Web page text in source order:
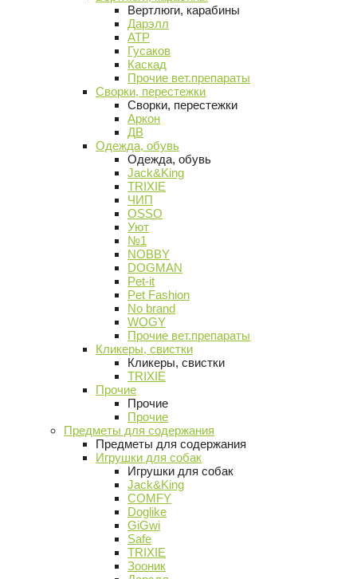
Вертлюги, карабины
Дарэлл
АТР
Гусаков
Каскад
Прочие вет.препараты
Сворки, перестежки
Сворки, перестежки
Аркон
ДВ
Одежда, обувь
Одежда, обувь
Jack&King
TRIXIE
ЧИП
OSSO
Уют
№1
NOBBY
DOGMAN
Pet-it
Pet Fashion
No brand
WOGY
Прочие вет.препараты
Кликеры, свистки
Кликеры, свистки
TRIXIE
Прочие
Прочие
Прочие
Предметы для содержания
Предметы для содержания
Игрушки для собак
Игрушки для собак
Jack&King
COMFY
Doglike
GiGwi
Safe
TRIXIE
Зооник